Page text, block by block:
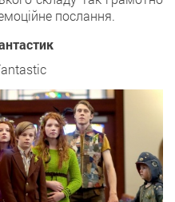
послання.